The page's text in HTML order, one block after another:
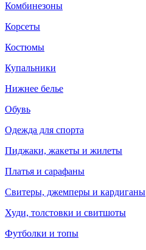
Комбинезоны
Корсеты
Костюмы
Купальники
Нижнее белье
Обувь
Одежда для спорта
Пиджаки, жакеты и жилеты
Платья и сарафаны
Свитеры, джемперы и кардиганы
Худи, толстовки и свитшоты
Футболки и топы